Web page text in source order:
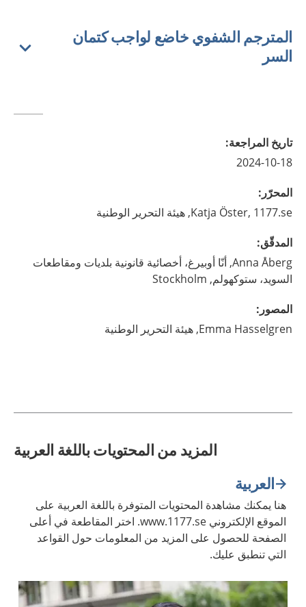
المترجم الشفوي خاضع لواجب كتمان
السر
تاريخ المراجعة:
2024-10-18
المحرّر :
Katja Öster, 1177.se, هيئة التحرير الوطنية
المدقّق:
Anna Åberg,
أنّا أوبيرغ، أخصائية قانونية بلديات ومقاطعات
السويد، ستوكهولم, Stockholm
المصور :
Emma Hasselgren, هيئة التحرير الوطنية
المزيد من المحتويات باللغة العربية
العربية
هنا يمكنك مشاهدة المحتويات المتوفرة باللغة العربية على
الموقع الإلكتروني www.1177.se. اختر المقاطعة في أعلى
الصفحة للحصول على المزيد من المعلومات حول القواعد
التي تنطبق عليك.